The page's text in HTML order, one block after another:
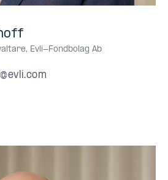
, Evli-Fondbolag Ab